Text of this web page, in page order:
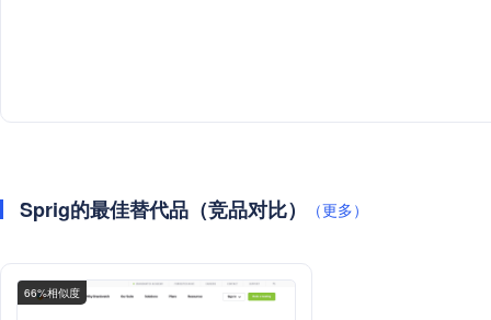
Sprig的最佳替代品（竞品对比） （更多）
66%相似度